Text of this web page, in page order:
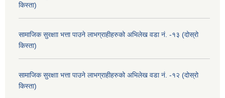
किस्ता)
सामाजिक सुरक्षाा भत्ता पाउने लाभग्राहीहरुको अभिलेख वडा नं. -१३ (दोस्रो
किस्ता)
सामाजिक सुरक्षाा भत्ता पाउने लाभग्राहीहरुको अभिलेख वडा नं. -१२ (दोस्रो
किस्ता)